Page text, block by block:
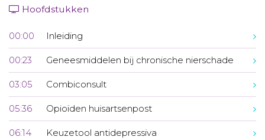
Hoofdstukken
00:00 Inleiding
00:23 Geneesmiddelen bij chronische nierschade
03:05 Combiconsult
05:36 Opioïden huisartsenpost
06:14 Keuzetool antidepressiva